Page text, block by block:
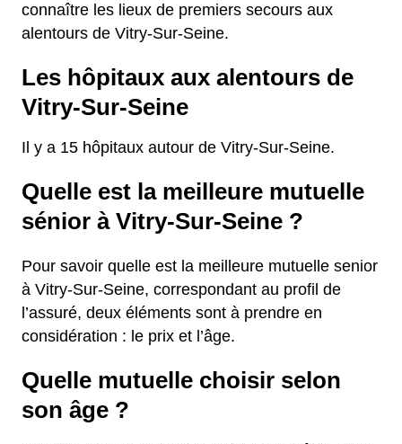
connaître les lieux de premiers secours aux
alentours de Vitry-Sur-Seine.
Les hôpitaux aux alentours de
Vitry-Sur-Seine
Il y a 15 hôpitaux autour de Vitry-Sur-Seine.
Quelle est la meilleure mutuelle
sénior à Vitry-Sur-Seine ?
Pour savoir quelle est la meilleure mutuelle senior
à Vitry-Sur-Seine, correspondant au profil de
l’assuré, deux éléments sont à prendre en
considération : le prix et l’âge.
Quelle mutuelle choisir selon
son âge ?